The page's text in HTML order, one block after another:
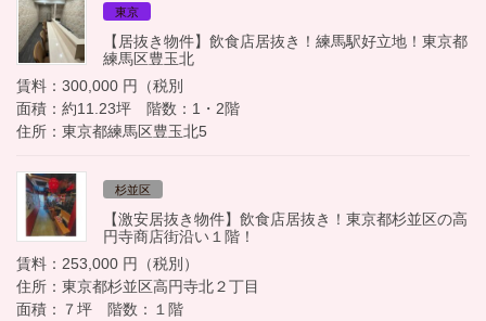
東京
【居抜き物件】飲食店居抜き！練馬駅好立地！東京都
練馬区豊玉北
賃料：300,000 円（税別
面積：約11.23坪 階数：1・2階
住所：東京都練馬区豊玉北5
杉並区
【激安居抜き物件】飲食店居抜き！東京都杉並区の高
円寺商店街沿い１階！
賃料：253,000 円（税別）
住所：東京都杉並区高円寺北２丁目
面積：７坪 階数：１階